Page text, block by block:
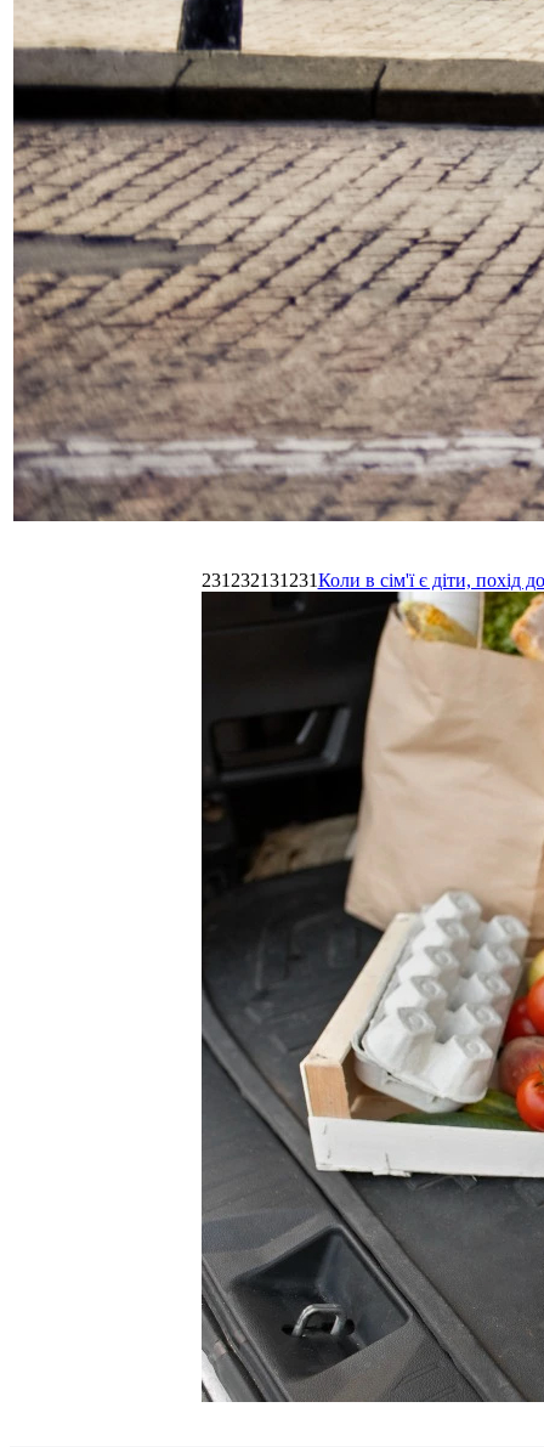
231232131231Коли в сім'ї є діти,